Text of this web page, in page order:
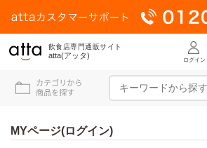
飲食店専門通販サイト
atta(アッタ) ログイン
MYページ(ログイン)